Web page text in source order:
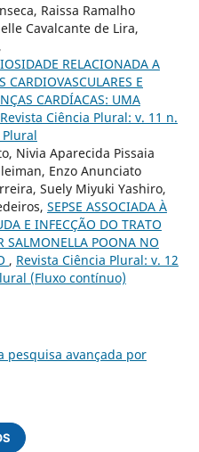
Raissa Ramalho
Cavalcante de Lira,
RELACIONADA A
CARDIOVASCULARES E
CARDÍACAS: UMA
Revista Ciência Plural: v. 11 n.
Plural
Nivia Aparecida Pissaia
Enzo Anunciato
Suely Miyuki Yashiro,
SEPSE ASSOCIADA À
E INFECÇÃO DO TRATO
SALMONELLA POONA NO
, Revista Ciência Plural: v. 12
(Fluxo contínuo)
pesquisa avançada por